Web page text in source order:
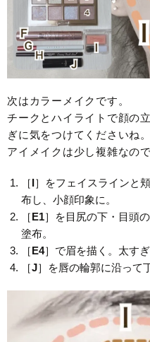
次はカラーメイクです。
チークとハイライトで顔の
ぎに気をつけてくださいね。
アイメイクは少し複雑なの
［I］をフェイスラインと
布し、小顔印象に。
［E1］を目尻の下・目頭
塗布。
［E4］で眉を描く。太す
［J］を唇の輪郭に沿って